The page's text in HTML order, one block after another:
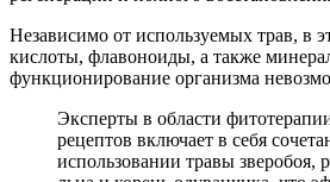
Независимо от используемых трав, в
кислоты, флавоноиды, а также
функционирование организма
Эксперты в области
рецептов включает в себя
использовании травы зверобоя,